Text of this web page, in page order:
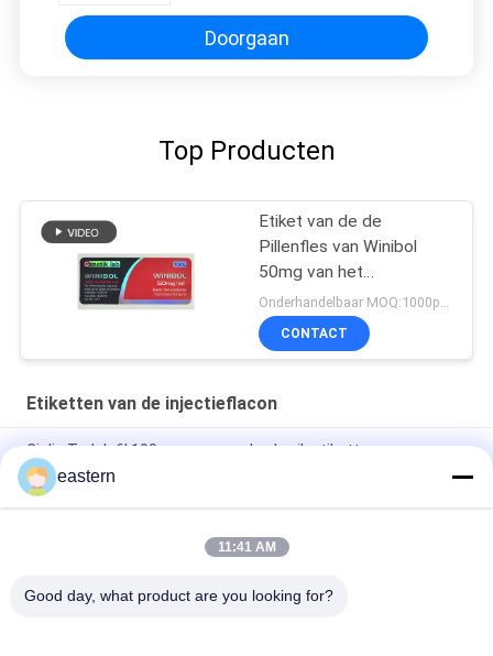
Doorgaan
Top Producten
Etiket van de de
Pillenfles van Winibol
50mg van het
Genetiklaboratorium het
Mondelinge
Onderhandelbaar MOQ:1000pcs/design
CONTACT
Etiketten van de injectieflacon
Cialis Tadalafil 100mg voor oraal gebruik etiketten
SS-31 Sterke kleefmiddelen Etiketten Peptide flacon
Etiketten
De Biomexlaboratoria archiveert Anabole Aangepaste
eastern
11:41 AM
Good day, what product are you looking for?